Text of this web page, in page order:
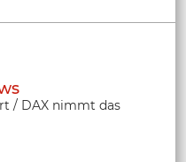
/ DAX nimmt das